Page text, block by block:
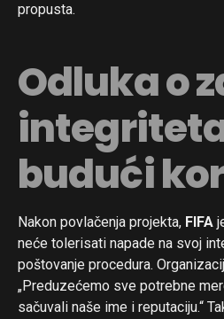
propusta.
Odluka o
budući
Nakon povlačenja projekta, FIFA
neće tolerisati napade na svoj
poštovanje procedura.
„Preduzećemo sve potrebne
sačuvali naše ime i reputaciju.“